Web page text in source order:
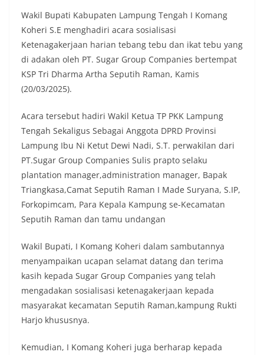
Wakil Bupati Kabupaten Lampung Tengah I Komang
Koheri S.E menghadiri acara sosialisasi
Ketenagakerjaan harian tebang tebu dan ikat tebu yang
di adakan oleh PT. Sugar Group Companies bertempat
KSP Tri Dharma Artha Seputih Raman, Kamis
(20/03/2025).
Acara tersebut hadiri Wakil Ketua TP PKK Lampung
Tengah Sekaligus Sebagai Anggota DPRD Provinsi
Lampung Ibu Ni Ketut Dewi Nadi, S.T. perwakilan dari
PT.Sugar Group Companies Sulis prapto selaku
plantation manager,administration manager, Bapak
Triangkasa,Camat Seputih Raman I Made Suryana, S.IP,
Forkopimcam, Para Kepala Kampung se-Kecamatan
Seputih Raman dan tamu undangan
Wakil Bupati, I Komang Koheri dalam sambutannya
menyampaikan ucapan selamat datang dan terima
kasih kepada Sugar Group Companies yang telah
mengadakan sosialisasi ketenagakerjaan kepada
masyarakat kecamatan Seputih Raman,kampung Rukti
Harjo khususnya.
Kemudian, I Komang Koheri juga berharap kepada